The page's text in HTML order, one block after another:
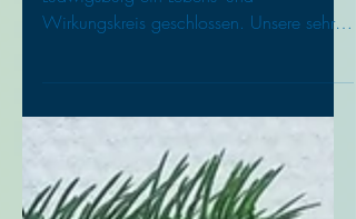
Am Sonntagvormittag hat sich im Klinikum
Ludwigsburg ein Lebens- und